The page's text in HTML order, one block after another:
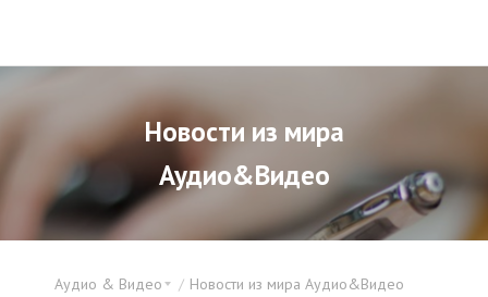
Новости из мира
Аудио&Видео
Аудио & Видео Новости из мира Аудио&Видео